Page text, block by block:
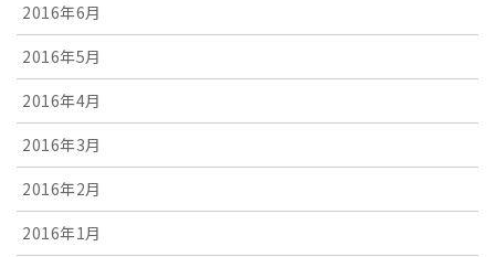
2016年6月
2016年5月
2016年4月
2016年3月
2016年2月
2016年1月